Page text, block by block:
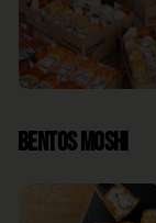
Bentos Moshi